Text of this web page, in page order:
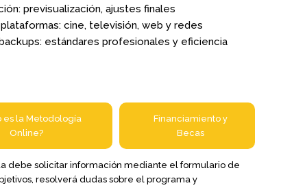
previsualización, ajustes finales
cine, televisión, web y redes
estándares profesionales y eficiencia
es la Metodología
Online?​
Financiamiento y
Becas​
debe solicitar información mediante el formulario de
resolverá dudas sobre el programa y